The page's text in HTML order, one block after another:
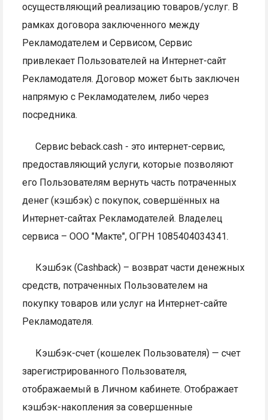
осуществляющий реализацию товаров/услуг. В
рамках договора заключенного между
Рекламодателем и Сервисом, Сервис
привлекает Пользователей на Интернет-сайт
Рекламодателя. Договор может быть заключен
напрямую с Рекламодателем, либо через
посредника.
Сервис beback.cash - это интернет-сервис,
предоставляющий услуги, которые позволяют
его Пользователям вернуть часть потраченных
денег (кэшбэк) с покупок, совершённых на
Интернет-сайтах Рекламодателей. Владелец
сервиса – ООО "Макте", ОГРН 1085404034341.
Кэшбэк (Cashback) – возврат части денежных
средств, потраченных Пользователем на
покупку товаров или услуг на Интернет-сайте
Рекламодателя.
Кэшбэк-счет (кошелек Пользователя) — счет
зарегистрированного Пользователя,
отображаемый в Личном кабинете. Отображает
кэшбэк-накопления за совершенные